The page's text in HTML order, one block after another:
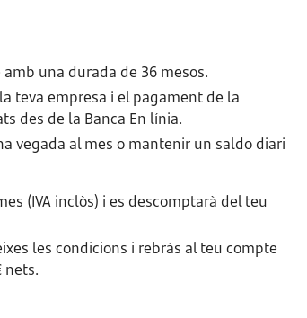
una durada de 36 mesos.
teva empresa i el pagament de la
des de la Banca En línia.
vegada al mes o mantenir un saldo diari
(IVA inclòs) i es descomptarà del teu
les condicions i rebràs al teu compte
nets.